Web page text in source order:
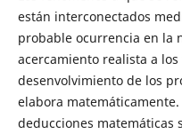
están interconectados
probable ocurrencia en la
acercamiento realista a
desenvolvimiento de los
elabora
deducciones matemáticas